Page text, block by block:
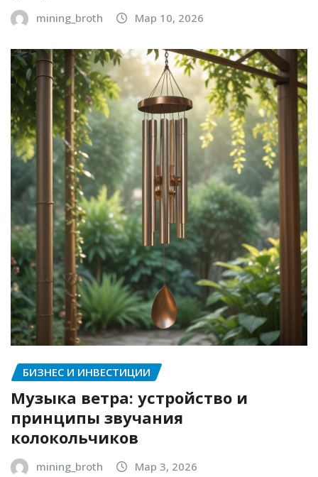
mining_broth Мар 10, 2026
БИЗНЕС И ИНВЕСТИЦИИ
Музыка ветра: устройство и
принципы звучания
колокольчиков
mining_broth Мар 3, 2026